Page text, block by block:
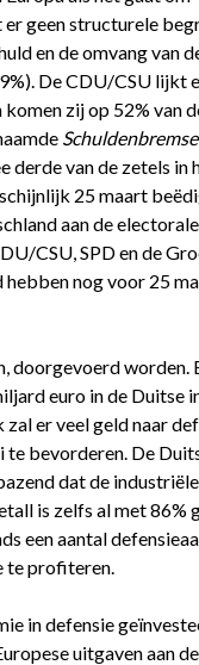
geen structurele
en de omvang van
De CDU/CSU lijkt
zij op 52% van
Schuldenbremse
van de zetels in
25 maart
aan de
CSU, SPD en de
nog voor 25
doorgevoerd worden.
euro in de Duitse
er veel geld naar
te bevorderen. De
dat de
is zelfs al met 86%
een aantal
te profiteren.
in defensie
uitgaven aan